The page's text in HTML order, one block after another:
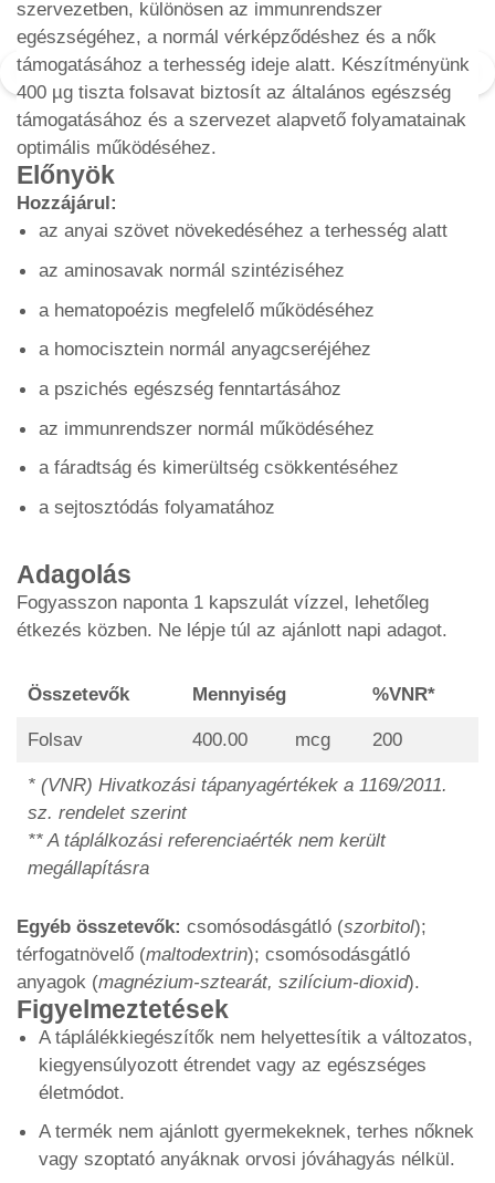
szervezetben, különösen az immunrendszer
egészségéhez, a normál vérképződéshez és a nők
támogatásához a terhesség ideje alatt. Készítményünk
400 µg tiszta folsavat biztosít az általános egészség
támogatásához és a szervezet alapvető folyamatainak
optimális működéséhez.
Előnyök
Hozzájárul:
az anyai szövet növekedéséhez a terhesség alatt
az aminosavak normál szintéziséhez
a hematopoézis megfelelő működéséhez
a homocisztein normál anyagcseréjéhez
a pszichés egészség fenntartásához
az immunrendszer normál működéséhez
a fáradtság és kimerültség csökkentéséhez
a sejtosztódás folyamatához
Adagolás
Fogyasszon naponta 1 kapszulát vízzel, lehetőleg
étkezés közben. Ne lépje túl az ajánlott napi adagot.
Összetevők Mennyiség %VNR*
Folsav 400.00 mcg 200
* (VNR) Hivatkozási tápanyagértékek a 1169/2011.
sz. rendelet szerint
** A táplálkozási referenciaérték nem került
megállapításra
Egyéb összetevők: csomósodásgátló (szorbitol);
térfogatnövelő (maltodextrin); csomósodásgátló
anyagok (magnézium-sztearát, szilícium-dioxid).
Figyelmeztetések
A táplálékkiegészítők nem helyettesítik a változatos,
kiegyensúlyozott étrendet vagy az egészséges
életmódot.
A termék nem ajánlott gyermekeknek, terhes nőknek
vagy szoptató anyáknak orvosi jóváhagyás nélkül.